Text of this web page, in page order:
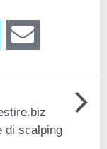
di scalping